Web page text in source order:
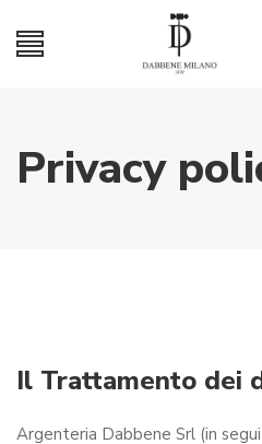
Privacy
Il Trattamento dei
Argenteria Dabbene Srl (in